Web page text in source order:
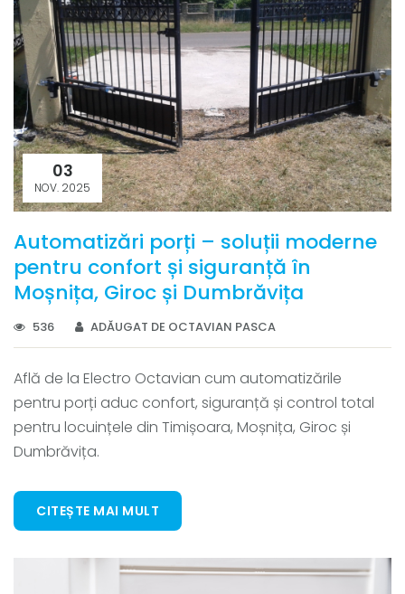
03
NOV. 2025
Automatizări porți – soluții moderne
pentru confort și siguranță în
Moșnița, Giroc și Dumbrăvița
536 ADĂUGAT DE OCTAVIAN PASCA
Află de la Electro Octavian cum automatizările
pentru porți aduc confort, siguranță și control total
pentru locuințele din Timișoara, Moșnița, Giroc și
Dumbrăvița.
CITEȘTE MAI MULT